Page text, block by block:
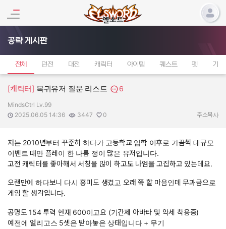
공략 게시판
전체 던전 대전 캐릭터 아이템 퀘스트 펫 기타
[캐릭터] 복귀유저 질문 리스트 6
작성자:
MindsCtrl Lv.99
작성일:
2025.06.05 14:36
조회수:
3447
추천수:
0 주소복사
저는 2010년부터 꾸준히 하다가 고등학교 입학 이후로 가끔씩 대규모
이벤트 때만 플레이 한 나름 정이 많은 유저입니다.
고전 캐릭터를 좋아해서 서칭을 많이 하고도 나엠을 고집하고 있는데요.
오랜만에 하다보니 다시 흥미도 생겼고 오래 쭉 할 마음인데 무과금으로
게임 할 생각입니다.
공명도 154 투력 현재 600이고요 (기간제 아바타 및 악세 착용중)
예전에 엘리고스 5셋은 받아놓은 상태입니다 + 무기